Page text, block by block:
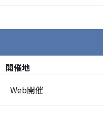
開催地
Web開催